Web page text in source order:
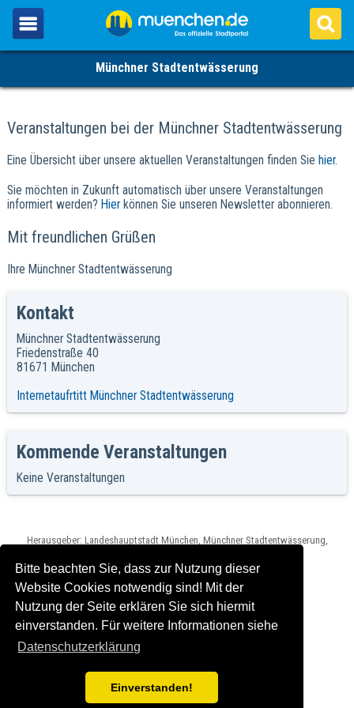
Bitte beachten Sie, dass zur Nutzung dieser
Website Cookies notwendig sind! Mit der
Nutzung der Seite erklären Sie sich hiermit
einverstanden. Für weitere Informationen siehe
Datenschutzerklärung
Einverstanden!
Münchner Stadtentwässerung
Veranstaltungen bei der Münchner Stadtentwässerung
Eine Übersicht über unsere aktuellen Veranstaltungen finden Sie hier.
Sie möchten in Zukunft automatisch über unsere Veranstaltungen
informiert werden? Hier können Sie unseren Newsletter abonnieren.
Mit freundlichen Grüßen
Ihre Münchner Stadtentwässerung
Kontakt
Münchner Stadtentwässerung
Friedenstraße 40
81671 München
Internetaufrtitt Münchner Stadtentwässerung
Kommende Veranstaltungen
Keine Veranstaltungen
Herausgeber: Landeshauptstadt München, Münchner Stadtentwässerung,
Version: C2016-04-22_1.00 T2024-03-15_2.0.0